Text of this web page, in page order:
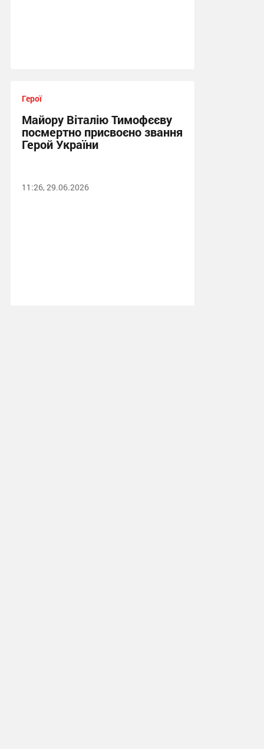
Герої
Майору Віталію Тимофєєву
посмертно присвоєно звання
Герой України
11:26, 29.06.2026